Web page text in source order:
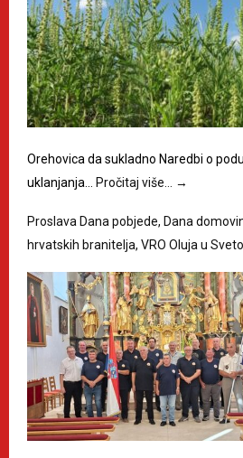
Orehovica da sukladno Naredbi o
uklanjanja… Pročitaj više… →
Proslava Dana pobjede, Dana
hrvatskih branitelja, VRO Oluja u